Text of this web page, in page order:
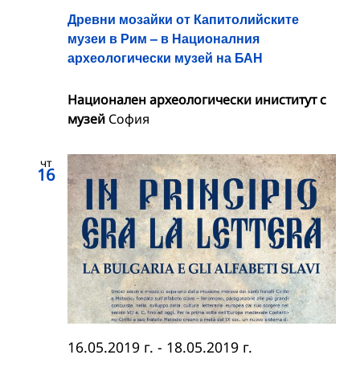
Древни мозайки от Капитолийските
музеи в Рим – в Националния
археологически музей на БАН
Национален археологически иниститут с
музей София
чт
16
16.05.2019 г. - 18.05.2019 г.